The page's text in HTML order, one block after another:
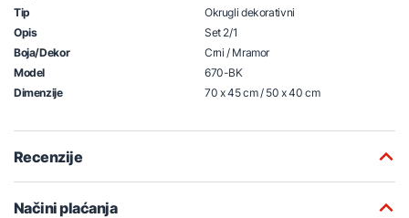
Tip
Okrugli dekorativni
Opis
Set 2/1
Boja/Dekor
Crni / Mramor
Model
670-BK
Dimenzije
70 x 45 cm / 50 x 40 cm
Recenzije
Načini plaćanja